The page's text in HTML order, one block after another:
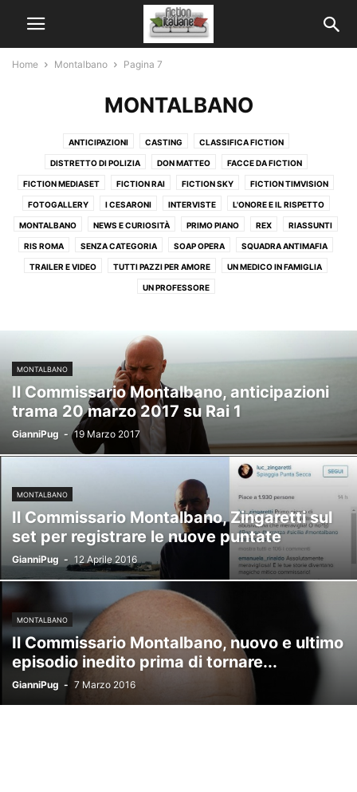
Home Montalbano Pagina 7
MONTALBANO
ANTICIPAZIONI CASTING CLASSIFICA FICTION
DISTRETTO DI POLIZIA DON MATTEO FACCE DA FICTION
FICTION MEDIASET FICTION RAI FICTION SKY FICTION TIMVISION
FOTOGALLERY I CESARONI INTERVISTE L'ONORE E IL RISPETTO
MONTALBANO NEWS E CURIOSITÀ PRIMO PIANO REX RIASSUNTI
RIS ROMA SENZA CATEGORIA SOAP OPERA SQUADRA ANTIMAFIA
TRAILER E VIDEO TUTTI PAZZI PER AMORE UN MEDICO IN FAMIGLIA
UN PROFESSORE
MONTALBANO
Il Commissario Montalbano, anticipazioni
trama 20 marzo 2017 su Rai 1
GianniPug - 19 Marzo 2017
MONTALBANO
Il Commissario Montalbano, Zingaretti sul
set per registrare le nuove puntate
GianniPug - 12 Aprile 2016
MONTALBANO
Il Commissario Montalbano, nuovo e ultimo
episodio inedito prima di tornare...
GianniPug - 7 Marzo 2016